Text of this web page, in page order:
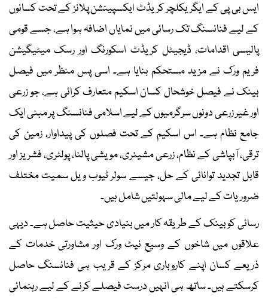
ایس بی پی کے ایگریکلچر کریڈٹ ایکسپینشن پلانز کے تحت کسانوں
کے لیے فنانسنگ تک رسائی میں نمایاں اضافہ ہوا ہے، جسے قومی
پالیسی اقدامات، ڈیجیٹل کریڈٹ اسکورنگ اور رسک میٹیگیشن
فریم ورک نے مزید مستحکم بنایا ہے۔ اسی پس منظر میں فیصل
بینک نے فیصل خوشحال کسان اسکیم متعارف کرائی ہے، جو زرعی
اور غیر زرعی دونوں سرگرمیوں کے لیے اسلامی فنانسنگ پر مبنی ایک
جامع نظام ہے۔ اس اسکیم کے تحت فصلوں کی پیداوار، زمین کی
ترقی، آبپاشی کے نظام، زرعی مشینری، مویشی پالنا، پولٹری، فشریز اور
قابل تجدید توانائی کے حل، جیسے سولر ٹیوب ویل سمیت مختلف
ضروریات کے لیے مالی سہولتیں شامل ہیں۔
رسائی کو بینک کے طریقہ کار میں بنیادی حیثیت حاصل ہے۔ دیہی
علاقوں میں شاخوں کے وسیع نیٹ ورک اور مشاورتی خدمات کے
ذریعے کسان اپنے کاروباری مرکز کے قریب ہی فنانسنگ حاصل
کرسکتے ہیں۔ ساتھ ہی انہیں درست فیصلے کرنے کے لیے رہنمائی